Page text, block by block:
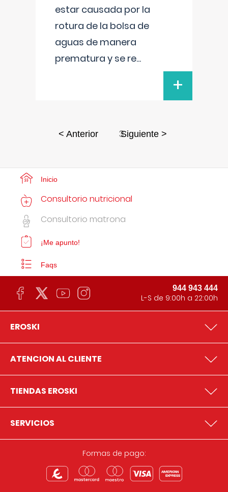
estar causada por la
rotura de la bolsa de
aguas de manera
prematura y se re...
+
< Anterior 3Siguiente >
Inicio
Consultorio nutricional
Consultorio matrona
¡Me apunto!
Faqs
944 943 444
L-S de 9:00h a 22:00h
EROSKI
ATENCION AL CLIENTE
TIENDAS EROSKI
SERVICIOS
Formas de pago: